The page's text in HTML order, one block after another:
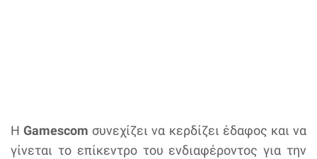
ΗGamescom συνεχίζει να κερδίζει έδαφος και να
γίνεται το επίκεντρο του ενδιαφέροντος για την